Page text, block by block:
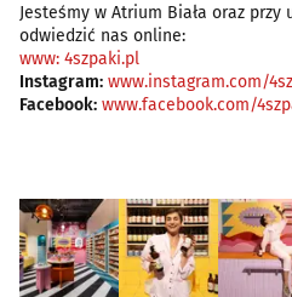
Jesteśmy w Atrium Biała oraz przy
odwiedzić nas online:
www: 4szpaki.pl
Instagram: www.instagram.com/
Facebook: www.facebook.com/